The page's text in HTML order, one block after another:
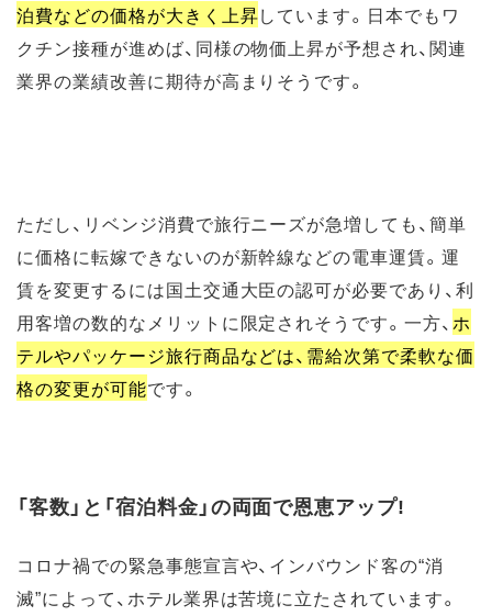
泊費などの価格が大きく上昇しています。日本でもワ
クチン接種が進めば、同様の物価上昇が予想され、関連
業界の業績改善に期待が高まりそうです。
ただし、リベンジ消費で旅行ニーズが急増しても、簡単
に価格に転嫁できないのが新幹線などの電車運賃。運
賃を変更するには国土交通大臣の認可が必要であり、利
用客増の数的なメリットに限定されそうです。一方、ホ
テルやパッケージ旅行商品などは、需給次第で柔軟な価
格の変更が可能です。
「客数」と「宿泊料金」の両面で恩恵アップ!
コロナ禍での緊急事態宣言や、インバウンド客の“消
滅”によって、ホテル業界は苦境に立たされています。